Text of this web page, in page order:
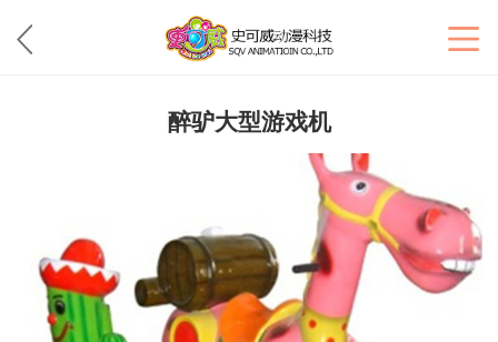
醉驴大型游戏机